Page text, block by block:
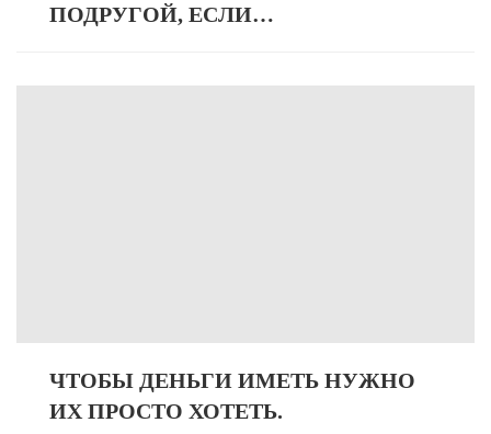
ПОДРУГОЙ, ЕСЛИ…
ЧТОБЫ ДЕНЬГИ ИМЕТЬ НУЖНО
ИХ ПРОСТО ХОТЕТЬ.